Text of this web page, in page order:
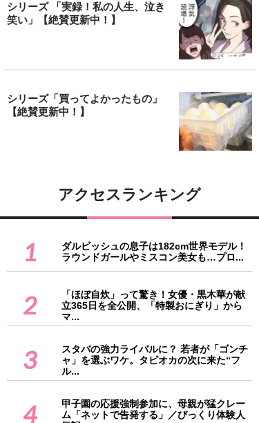
シリーズ 「実録！私の人生、泣き
笑い」【絶賛更新中！】
シリーズ「買ってよかったもの」
【絶賛更新中！】
アクセスランキング
1
ダルビッシュの息子は182cm世界モデル！
ラウンドガールやミスコン美女も…プロ...
2
「ほぼ自炊」って驚き！女優・黒木華が献
立365日を全公開、「特製おにぎり」から
マ...
3
スタバの強力ライバルに？ 若者が「ゴンチ
ャ」を選ぶワケ。タピオカの次に来た“フ
ル...
4
甲子園の応援強制参加に、母親が猛クレー
ム「ネットで告発する」／びっくり体験人